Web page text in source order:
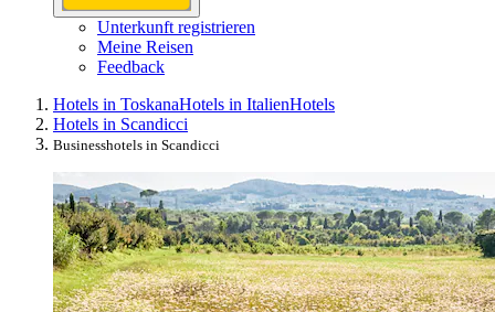
Unterkunft registrieren
Meine Reisen
Feedback
Hotels in ToskanaHotels in ItalienHotels
Hotels in Scandicci
Businesshotels in Scandicci